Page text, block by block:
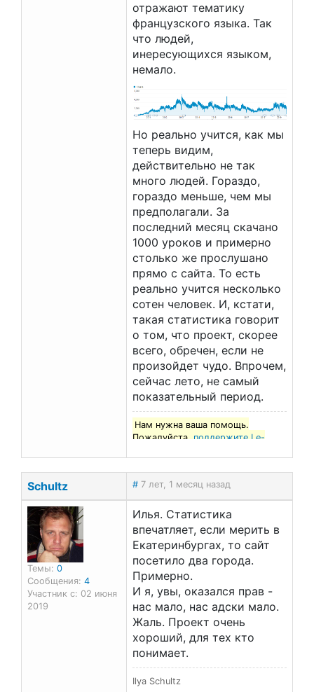
отражают тематику
французского языка. Так
что людей,
инересующихся языком,
немало.
Но реально учится, как мы
теперь видим,
действительно не так
много людей. Гораздо,
гораздо меньше, чем мы
предполагали. За
последний месяц скачано
1000 уроков и примерно
столько же прослушано
прямо с сайта. То есть
реально учится несколько
сотен человек. И, кстати,
такая статистика говорит
о том, что проект, скорее
всего, обречен, если не
произойдет чудо. Впрочем,
сейчас лето, не самый
показательный период.
Нам нужна ваша помощь.
Пожалуйста,поддержите Le-
Schultz # 7 лет, 1 месяц назад
Темы: 0
Сообщения: 4
Участник с: 02 июня
2019
Илья. Статистика
впечатляет, если мерить в
Екатеринбургах, то сайт
посетило два города.
Примерно.
И я, увы, оказался прав -
нас мало, нас адски мало.
Жаль. Проект очень
хороший, для тех кто
понимает.
Ilya Schultz